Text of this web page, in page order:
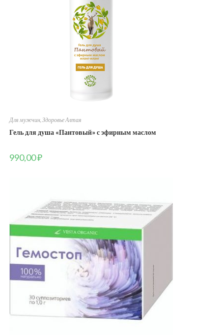
Для мужчин, Здоровье Алтая
Гель для душа «Пантовый» с эфирным маслом
990,00₽